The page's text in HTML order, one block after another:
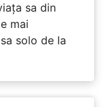
sa din
mai
solo de la